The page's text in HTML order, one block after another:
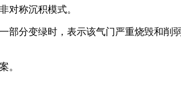
对称沉积模式。
分变绿时，表示该气门严重烧毁和削
。